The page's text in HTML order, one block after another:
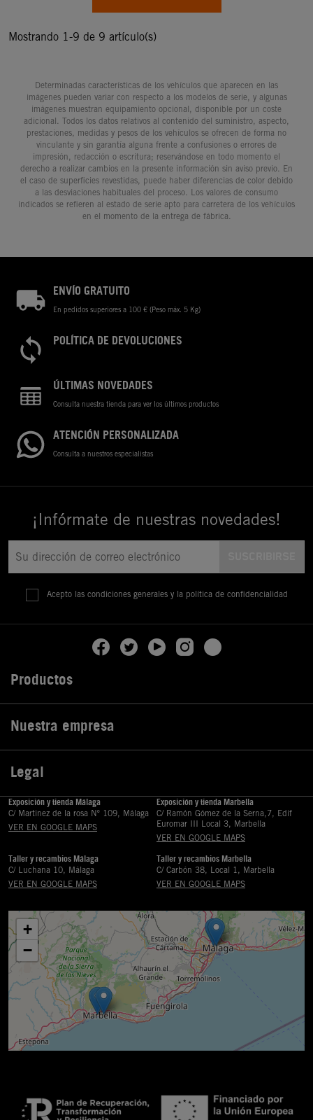
Mostrando 1-9 de 9 artículo(s)
Determinadas características de los vehículos que aparecen en las
imágenes pueden variar con respecto a los modelos de serie, y algunas
imágenes muestran equipamiento opcional, disponible por un coste
adicional. Todos los datos relativos al contenido del suministro, aspecto,
prestaciones, medidas y pesos de los vehículos se ofrecen de forma no
vinculante y sin garantía alguna frente a confusiones o errores de
impresión, redacción o escritura; reservándose en todo momento el
derecho a realizar cambios en la presente información sin aviso previo. En
el caso de superficies revestidas, puede haber diferencias de color debido
a las desviaciones habituales del proceso. Los valores de consumo
indicados se refieren al estado de serie apto para carretera de los vehículos
en el momento de la entrega de fábrica.
ENVÍO GRATUITO
En pedidos superiores a 100 € (Peso máx. 5 Kg)
POLÍTICA DE DEVOLUCIONES
ÚLTIMAS NOVEDADES
Consulta nuestra tienda para ver los últimos productos
ATENCIÓN PERSONALIZADA
Consulta a nuestros especialistas
¡Infórmate de nuestras novedades!
Acepto las condiciones generales y la política de confidencialidad
Productos
Nuestra empresa
Legal
Exposición y tienda Málaga
C/ Martinez de la rosa Nº 109, Málaga
VER EN GOOGLE MAPS
Exposición y tienda Marbella
C/ Ramón Gómez de la Serna,7, Edif
Euromar III Local 3, Marbella
VER EN GOOGLE MAPS
Taller y recambios Málaga
C/ Luchana 10, Málaga
VER EN GOOGLE MAPS
Taller y recambios Marbella
C/ Carbón 38, Local 1, Marbella
VER EN GOOGLE MAPS
+
−